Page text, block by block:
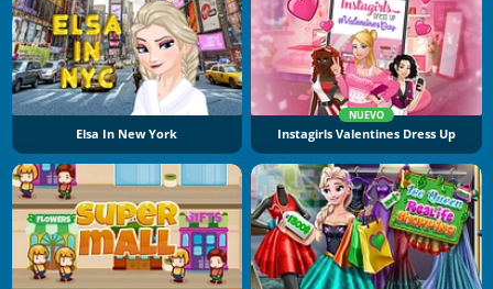
Elsa In New York
NUEVO
Instagirls Valentines Dress Up